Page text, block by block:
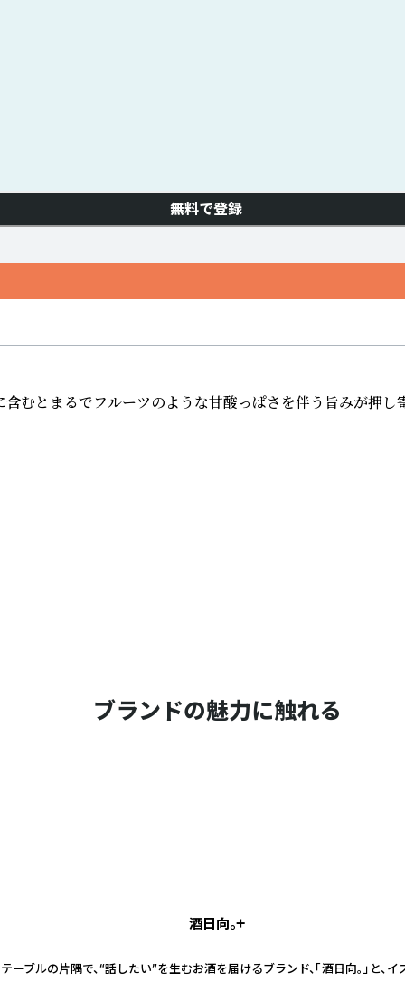
無料で登録
まるでフルーツのような甘酸っぱさを伴う旨みが押
ブランドの魅力に触れる
酒日向。+
ブルの片隅で、“話したい”を生むお酒を届けるブランド、「酒日向。」と、